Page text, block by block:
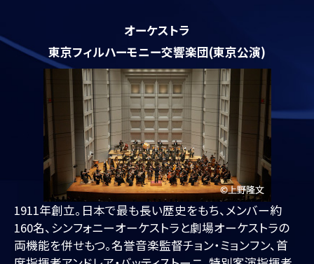
オーケストラ
東京フィルハーモニー交響楽団(東京公演)
1911年創立。日本で最も長い歴史をもち、メンバー約
160名、シンフォニーオーケストラと劇場オーケストラの
両機能を併せもつ。名誉音楽監督チョン・ミョンフン、首